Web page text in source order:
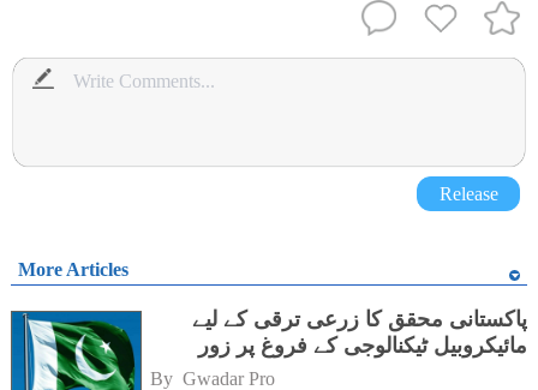
Release
More Articles
پاکستانی محقق کا زرعی ترقی کے لیے
مائیکروبیل ٹیکنالوجی کے فروغ پر زور
By Gwadar Pro